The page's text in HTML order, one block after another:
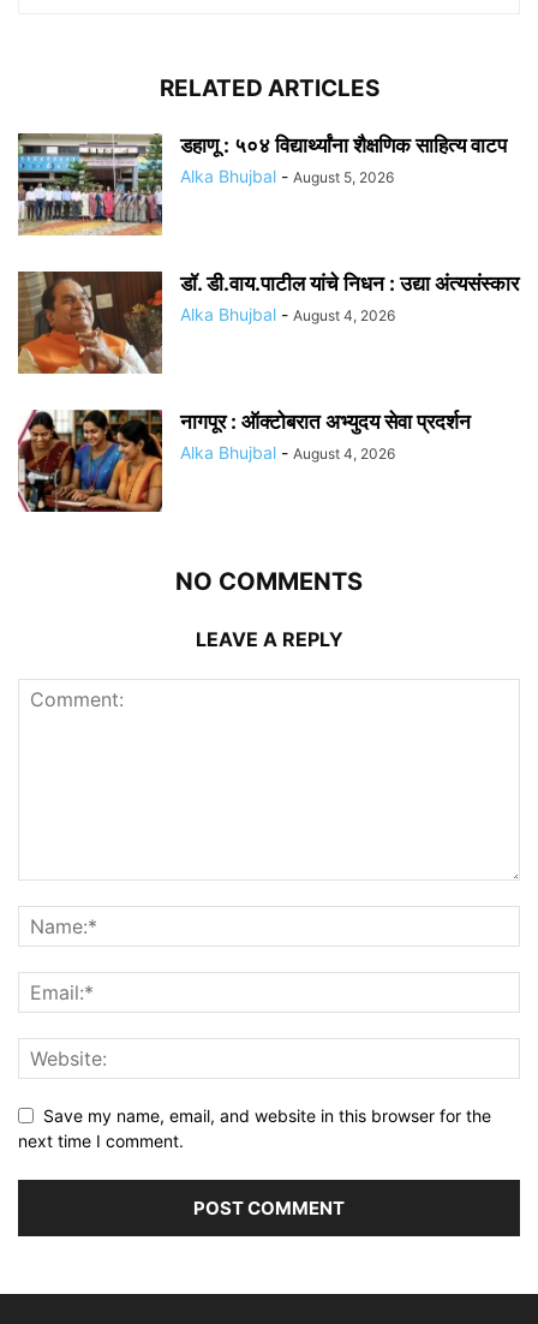
RELATED ARTICLES
डहाणू : ५०४ विद्यार्थ्यांना शैक्षणिक साहित्य वाटप
Alka Bhujbal - August 5, 2026
डॉ. डी.वाय.पाटील यांचे निधन : उद्या अंत्यसंस्कार
Alka Bhujbal - August 4, 2026
नागपूर : ऑक्टोबरात अभ्युदय सेवा प्रदर्शन
Alka Bhujbal - August 4, 2026
NO COMMENTS
LEAVE A REPLY
Save my name, email, and website in this browser for the
next time I comment.